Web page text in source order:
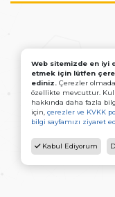
Web sitemizde en iyi
etmek için lütfen
ediniz. Çerezler
özellikte mevcuttur.
hakkında daha fazla
için, çerezler ve KVKK
bilgi sayfamızı ziyaret
Kabul Ediyorum